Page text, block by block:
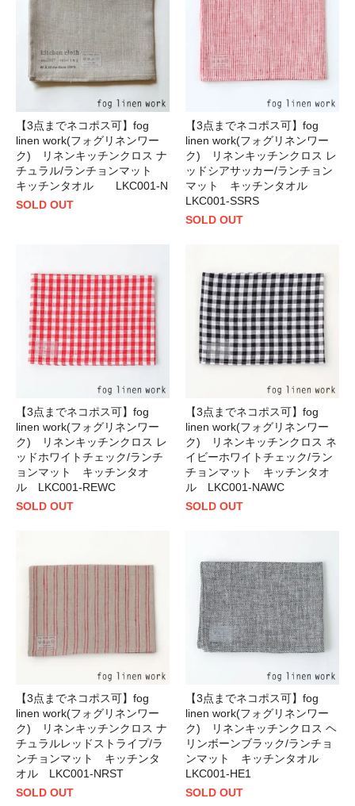
【3点までネコポス可】fog
linen work(フォグリネンワー
ク) リネンキッチンクロス ナ
チュラル/ランチョンマット
キッチンタオル LKC001-N
SOLD OUT
【3点までネコポス可】fog
linen work(フォグリネンワー
ク) リネンキッチンクロス レ
ッドシアサッカー/ランチョン
マット キッチンタオル
LKC001-SSRS
SOLD OUT
【3点までネコポス可】fog
linen work(フォグリネンワー
ク) リネンキッチンクロス レ
ッドホワイトチェック/ランチ
ョンマット キッチンタオ
ル LKC001-REWC
SOLD OUT
【3点までネコポス可】fog
linen work(フォグリネンワー
ク) リネンキッチンクロス ネ
イビーホワイトチェック/ラン
チョンマット キッチンタオ
ル LKC001-NAWC
SOLD OUT
【3点までネコポス可】fog
linen work(フォグリネンワー
ク) リネンキッチンクロス ナ
チュラルレッドストライプ/ラ
ンチョンマット キッチンタ
オル LKC001-NRST
SOLD OUT
【3点までネコポス可】fog
linen work(フォグリネンワー
ク) リネンキッチンクロス ヘ
リンボーンブラック/ランチョ
ンマット キッチンタオル
LKC001-HE1
SOLD OUT